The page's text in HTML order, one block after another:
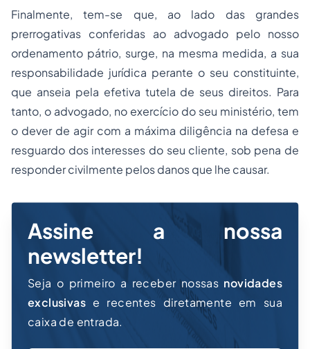
Finalmente, tem-se que, ao lado das grandes
prerrogativas conferidas ao advogado pelo nosso
ordenamento pátrio, surge, na mesma medida, a sua
responsabilidade jurídica perante o seu constituinte,
que anseia pela efetiva tutela de seus direitos. Para
tanto, o advogado, no exercício do seu ministério, tem
o dever de agir com a máxima diligência na defesa e
resguardo dos interesses do seu cliente, sob pena de
responder civilmente pelos danos que lhe causar.
Assine a nossa
newsletter!
Seja o primeiro a receber nossas novidades
exclusivas e recentes diretamente em sua
caixa de entrada.